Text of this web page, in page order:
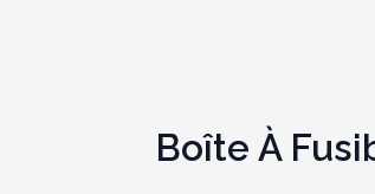
Boîte À